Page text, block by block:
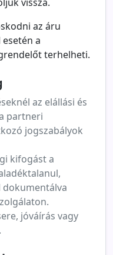
az áru
a
terhelheti.
az elállási és
partneri
jogszabályok
kifogást a
jóváírás vagy